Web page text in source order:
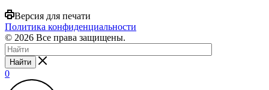
Версия для печати
Политика конфиденциальности
© 2026 Все права защищены.
Найти
0